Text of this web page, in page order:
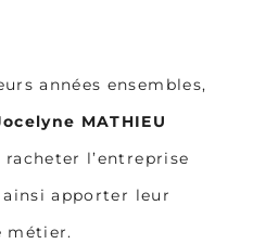
années ensembles,
MATHIEU
l’entreprise
apporter leur
métier.